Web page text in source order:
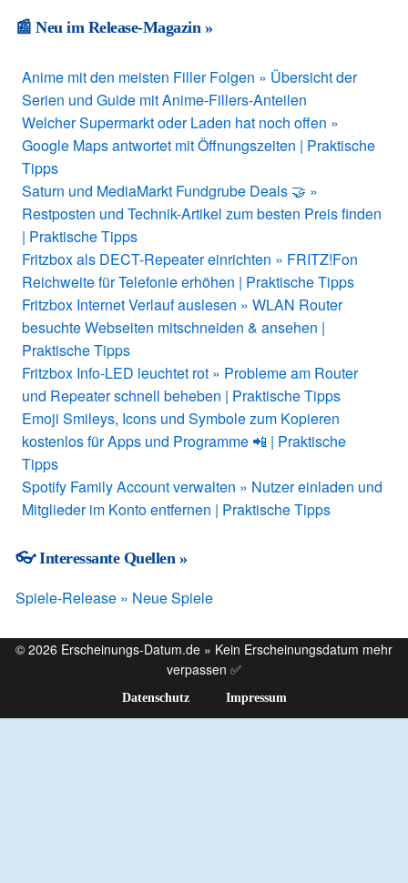
📰 Neu im Release-Magazin »
Anime mit den meisten Filler Folgen » Übersicht der
Serien und Guide mit Anime-Fillers-Anteilen
Welcher Supermarkt oder Laden hat noch offen »
Google Maps antwortet mit Öffnungszeiten | Praktische
Tipps
Saturn und MediaMarkt Fundgrube Deals 🤝 »
Restposten und Technik-Artikel zum besten Preis finden
| Praktische Tipps
Fritzbox als DECT-Repeater einrichten » FRITZ!Fon
Reichweite für Telefonie erhöhen | Praktische Tipps
Fritzbox Internet Verlauf auslesen » WLAN Router
besuchte Webseiten mitschneiden & ansehen |
Praktische Tipps
Fritzbox Info-LED leuchtet rot » Probleme am Router
und Repeater schnell beheben | Praktische Tipps
Emoji Smileys, Icons und Symbole zum Kopieren
kostenlos für Apps und Programme 📲 | Praktische
Tipps
Spotify Family Account verwalten » Nutzer einladen und
Mitglieder im Konto entfernen | Praktische Tipps
👓 Interessante Quellen »
Spiele-Release » Neue Spiele
© 2026 Erscheinungs-Datum.de » Kein Erscheinungsdatum mehr
verpassen ✅
Datenschutz Impressum